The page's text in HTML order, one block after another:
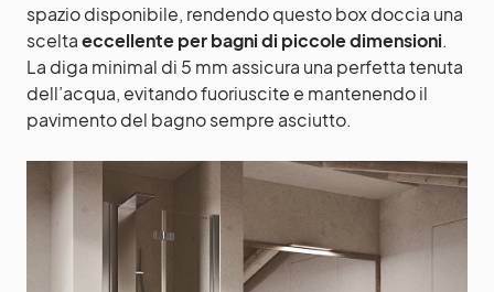
spazio disponibile, rendendo questo box doccia una
sceltaeccellente per bagni di piccole dimensioni.
La diga minimal di 5 mm assicura una perfetta tenuta
dell’acqua, evitando fuoriuscite e mantenendo il
pavimento del bagno sempre asciutto.